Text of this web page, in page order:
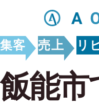
集客 売上 リ
飯能市